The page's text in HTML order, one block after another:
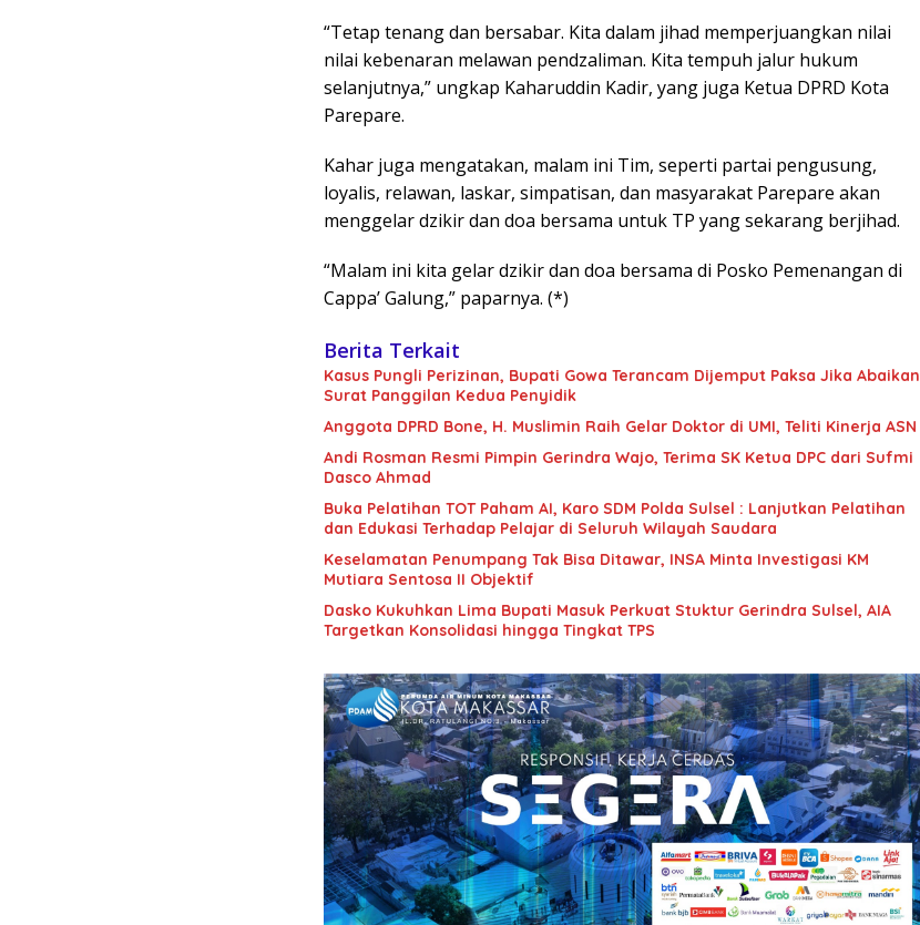
“Tetap tenang dan bersabar. Kita dalam jihad memperjuangkan nilai
nilai kebenaran melawan pendzaliman. Kita tempuh jalur hukum
selanjutnya,” ungkap Kaharuddin Kadir, yang juga Ketua DPRD Kota
Parepare.
Kahar juga mengatakan, malam ini Tim, seperti partai pengusung,
loyalis, relawan, laskar, simpatisan, dan masyarakat Parepare akan
menggelar dzikir dan doa bersama untuk TP yang sekarang berjihad.
“Malam ini kita gelar dzikir dan doa bersama di Posko Pemenangan di
Cappa’ Galung,” paparnya. (*)
Berita Terkait
Kasus Pungli Perizinan, Bupati Gowa Terancam Dijemput Paksa Jika Abaikan
Surat Panggilan Kedua Penyidik
Anggota DPRD Bone, H. Muslimin Raih Gelar Doktor di UMI, Teliti Kinerja ASN
Andi Rosman Resmi Pimpin Gerindra Wajo, Terima SK Ketua DPC dari Sufmi
Dasco Ahmad
Buka Pelatihan TOT Paham AI, Karo SDM Polda Sulsel : Lanjutkan Pelatihan
dan Edukasi Terhadap Pelajar di Seluruh Wilayah Saudara
Keselamatan Penumpang Tak Bisa Ditawar, INSA Minta Investigasi KM
Mutiara Sentosa II Objektif
Dasko Kukuhkan Lima Bupati Masuk Perkuat Stuktur Gerindra Sulsel, AIA
Targetkan Konsolidasi hingga Tingkat TPS